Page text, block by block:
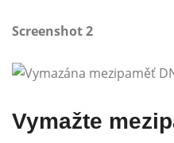
Screenshot 2
Vymažte